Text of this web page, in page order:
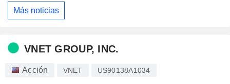
Más noticias
VNET GROUP, INC.
Acción VNET US90138A1034